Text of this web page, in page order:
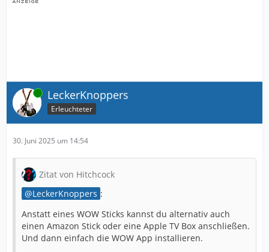
Online LeckerKnoppers
Erleuchteter
30. Juni 2025 um 14:54
Zitat von Hitchcock
LeckerKnoppers :
Anstatt eines WOW Sticks kannst du alternativ auch
einen Amazon Stick oder eine Apple TV Box anschließen.
Und dann einfach die WOW App installieren.